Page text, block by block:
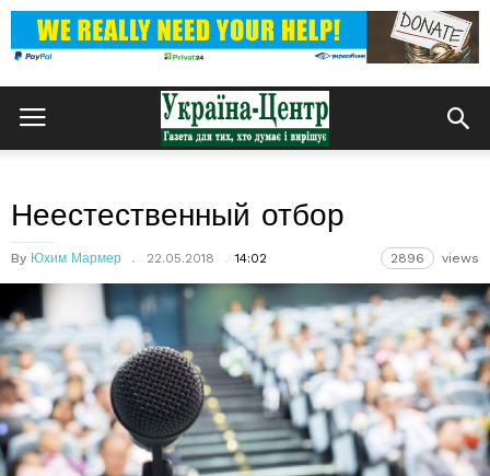
Неестественный отбор
By Юхим Мармер 22.05.2018 14:02 2896 views